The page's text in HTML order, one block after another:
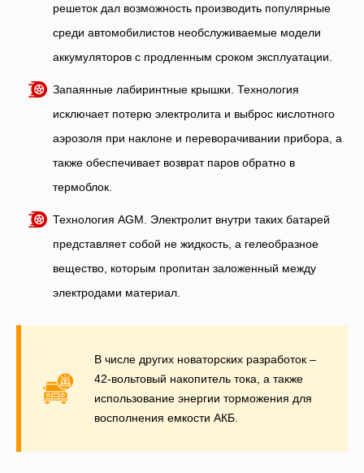
решеток дал возможность производить популярные
среди автомобилистов необслуживаемые модели
аккумуляторов с продленным сроком эксплуатации.
Запаянные лабиринтные крышки. Технология
исключает потерю электролита и выброс кислотного
аэрозоля при наклоне и переворачивании прибора, а
также обеспечивает возврат паров обратно в
термоблок.
Технология AGM. Электролит внутри таких батарей
представляет собой не жидкость, а гелеобразное
вещество, которым пропитан заложенный между
электродами материал.
В числе других новаторских разработок –
42-вольтовый накопитель тока, а также
использование энергии торможения для
восполнения емкости АКБ.